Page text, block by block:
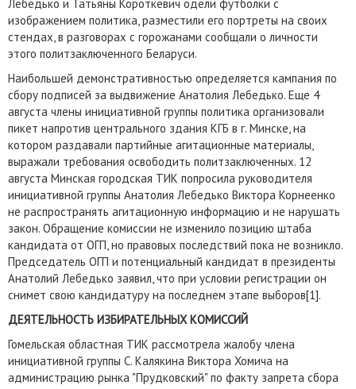
Лебедько и Татьяны Короткевич одели футболки с
изображением политика, разместили его портреты на своих
стендах, в разговорах с горожанами сообщали о личности
этого политзаключенного Беларуси.
Наибольшей демонстративностью определяется кампания по
сбору подписей за выдвижение Анатолия Лебедько. Еще 4
августа члены инициативной группы политика организовали
пикет напротив центрального здания КГБ в г. Минске, на
котором раздавали партийные агитационные материалы,
выражали требования освободить политзаключенных. 12
августа Минская городская ТИК попросила руководителя
инициативной группы Анатолия Лебедько Виктора Корнеенко
не распространять агитационную информацию и не нарушать
закон. Обращение комиссии не изменило позицию штаба
кандидата от ОГП, но правовых последствий пока не возникло.
Председатель ОГП и потенциальный кандидат в президенты
Анатолий Лебедько заявил, что при условии регистрации он
снимет свою кандидатуру на последнем этапе выборов[1].
ДЕЯТЕЛЬНОСТЬ ИЗБИРАТЕЛЬНЫХ КОМИССИЙ
Гомельская областная ТИК рассмотрела жалобу члена
инициативной группы С. Калякина Виктора Хомича на
администрацию рынка "Прудковский" по факту запрета сбора